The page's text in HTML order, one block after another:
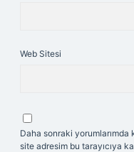
Web Sitesi
Daha sonraki yorumlarımda
site adresim bu tarayıcıya